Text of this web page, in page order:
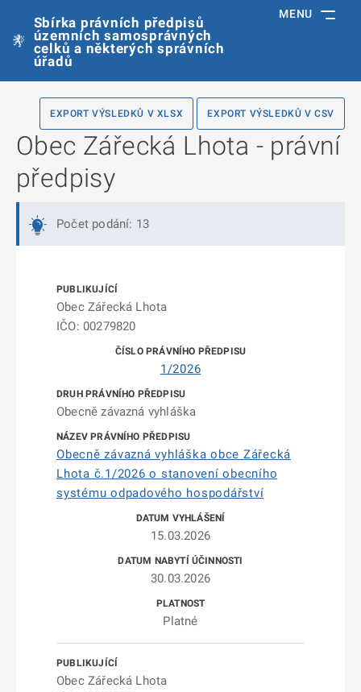
Sbírka právních předpisů
územních samosprávných
celků a některých správních
úřadů
MENU
EXPORT VÝSLEDKŮ V XLSX EXPORT VÝSLEDKŮ V CSV
Obec Zářecká Lhota - právní
předpisy
Počet podání: 13
Obec Zářecká Lhota
IČO: 00279820
1/2026
Obecně závazná vyhláška
Obecně závazná vyhláška obce Zářecká
Lhota č.1/2026 o stanovení obecního
systému odpadového hospodářství
15.03.2026
30.03.2026
Platné
Obec Zářecká Lhota